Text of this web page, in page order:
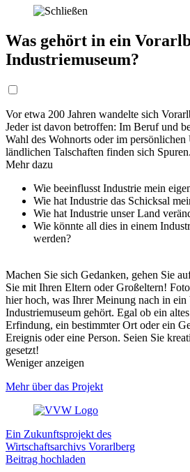
Was gehört in ein
Industriemuseum?
Vor etwa 200 Jahren wandelte sich
Jeder ist davon betroffen: Im Beruf und
Wahl des Wohnorts oder im
ländlichen Talschaften finden sich Spuren.
Mehr dazu
Wie beeinflusst Industrie mein
Wie hat Industrie das Schicksal
Wie hat Industrie unser Land
Wie könnte all dies in einem
werden?
Machen Sie sich Gedanken, gehen Sie
Sie mit Ihren Eltern oder Großeltern!
hier hoch, was Ihrer Meinung nach in ein
Industriemuseum gehört. Egal ob ein
Erfindung, ein bestimmter Ort oder ein
Ereignis oder eine Person. Seien Sie
gesetzt!
Weniger anzeigen
Mehr über das Projekt
Ein Zukunftsprojekt des
Wirtschaftsarchivs Vorarlberg
Beitrag hochladen